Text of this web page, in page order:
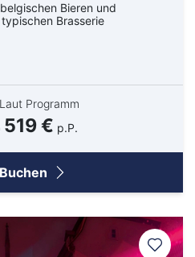
Bieren und
Brasserie
Programm
519 € p.P.